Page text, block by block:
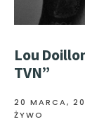
Lou
TVN”
20 MARCA,
ŻYWO